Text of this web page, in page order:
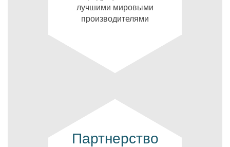
лучшими мировыми
производителями
Партнерство